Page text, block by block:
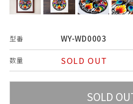
型番 WY-WD0003
数量 SOLD OUT